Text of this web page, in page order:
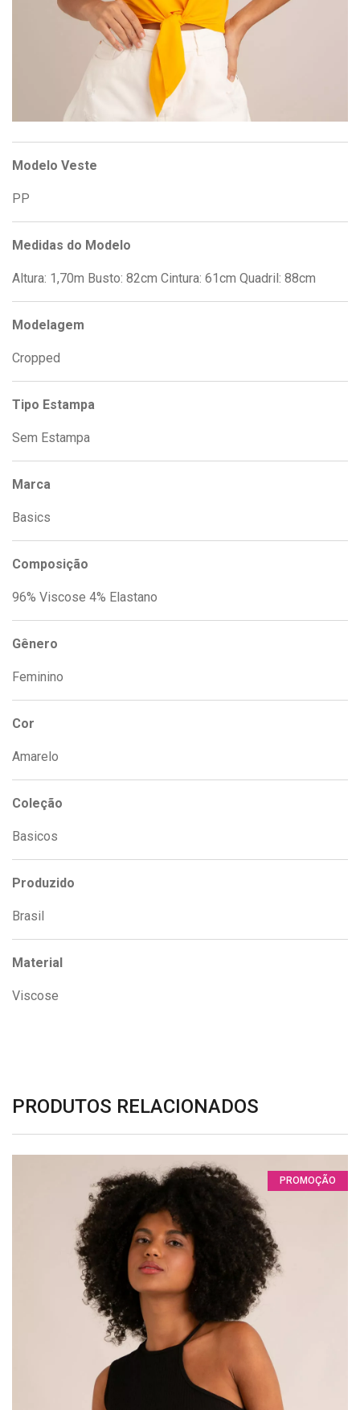
Modelo Veste
PP
Medidas do Modelo
Altura: 1,70m Busto: 82cm Cintura: 61cm Quadril: 88cm
Modelagem
Cropped
Tipo Estampa
Sem Estampa
Marca
Basics
Composição
96% Viscose 4% Elastano
Gênero
Feminino
Cor
Amarelo
Coleção
Basicos
Produzido
Brasil
Material
Viscose
PRODUTOS RELACIONADOS
PROMOÇÃO